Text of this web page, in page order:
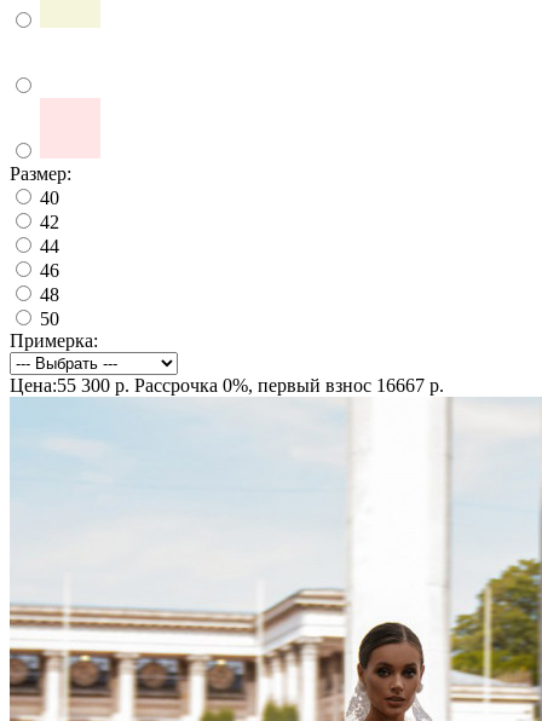
Размер:
40
42
44
46
48
50
Примерка:
Цена:55 300 р. Рассрочка 0%, первый взнос 16667 р.